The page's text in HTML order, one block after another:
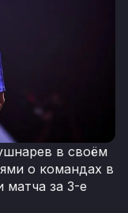
в своём
о командах в
матча за 3-е